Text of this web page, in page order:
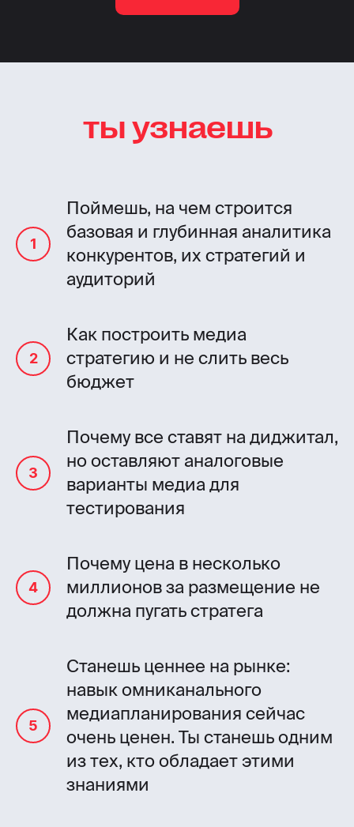
ты узнаешь
Поймешь, на чем строится
базовая и глубинная аналитика
конкурентов, их стратегий и
аудиторий
Как построить медиа
стратегию и не слить весь
бюджет
Почему все ставят на диджитал,
но оставляют аналоговые
варианты медиа для
тестирования
Почему цена в несколько
миллионов за размещение не
должна пугать стратега
Станешь ценнее на рынке:
навык омниканального
медиапланирования сейчас
очень ценен. Ты станешь одним
из тех, кто обладает этими
знаниями